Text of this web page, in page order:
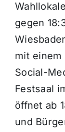
gegen
mit
Social-
Festsaal
öffnet ab
und